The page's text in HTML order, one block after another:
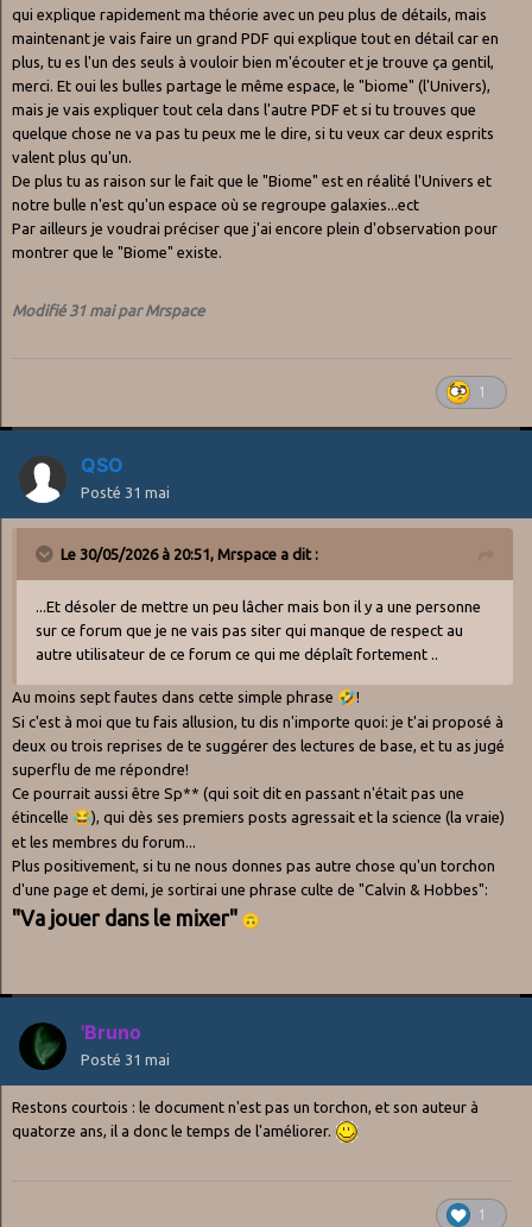
qui explique rapidement ma théorie avec un peu plus de détails, mais
maintenant je vais faire un grand PDF qui explique tout en détail car en
plus, tu es l'un des seuls à vouloir bien m'écouter et je trouve ça gentil,
merci. Et oui les bulles partage le même espace, le "biome" (l'Univers),
mais je vais expliquer tout cela dans l'autre PDF et si tu trouves que
quelque chose ne va pas tu peux me le dire, si tu veux car deux esprits
valent plus qu'un.
De plus tu as raison sur le fait que le "Biome" est en réalité l'Univers et
notre bulle n'est qu'un espace où se regroupe galaxies...ect
Par ailleurs je voudrai préciser que j'ai encore plein d'observation pour
montrer que le "Biome" existe.
Modifié 31 maipar Mrspace
1
QSO
Posté 31 mai
Le 30/05/2026 à 20:51, Mrspace a dit :
...Et désoler de mettre un peu lâcher mais bon il y a une personne
sur ce forum que je ne vais pas siter qui manque de respect au
autre utilisateur de ce forum ce qui me déplaît fortement ..
Au moins sept fautes dans cette simple phrase 🤣!
Si c'est à moi que tu fais allusion, tu dis n'importe quoi: je t'ai proposé à
deux ou trois reprises de te suggérer des lectures de base, et tu as jugé
superflu de me répondre!
Ce pourrait aussi être Sp** (qui soit dit en passant n'était pas une
étincelle 😂), qui dès ses premiers posts agressait et la science (la vraie)
et les membres du forum...
Plus positivement, si tu ne nous donnes pas autre chose qu'un torchon
d'une page et demi, je sortirai une phrase culte de "Calvin & Hobbes":
"Va jouer dans le mixer" 🙃
'Bruno
Posté 31 mai
Restons courtois : le document n'est pas un torchon, et son auteur à
quatorze ans, il a donc le temps de l'améliorer.
1